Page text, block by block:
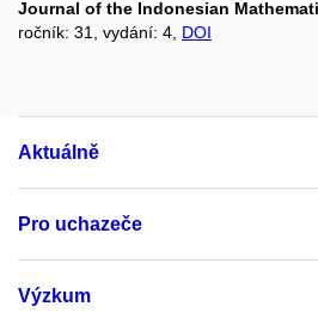
Journal of the Indonesian
ročník: 31, vydání: 4, DOI
Aktuálně
Pro uchazeče
Výzkum